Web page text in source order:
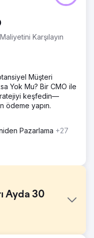
Karşılayın
Müşteri
Yok Mu? Bir CMO ile
keşfedin—
ödeme yapın.
Pazarlama +27
Ayda 30